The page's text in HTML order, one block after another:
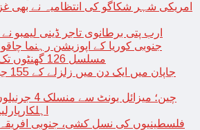
امریکی شہر شکاگو کی انتظامیہ نے بھی
ارب پتی برطانوی تاجر ڈینی لیمبو
جنوبی کوریا کے اپوزیشن رہنما
مسلسل 126 گھنٹوں تک گانے والی خاتون
فلسطینیوں کی نسل کشی، جنوبی افریقہ